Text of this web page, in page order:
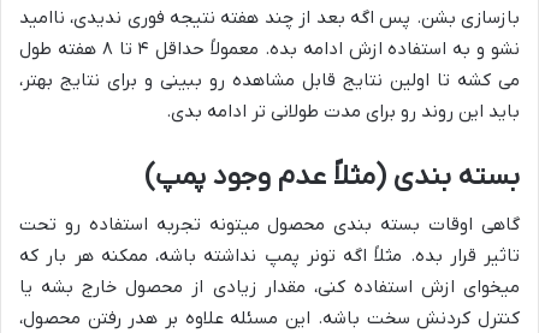
بازسازی بشن. پس اگه بعد از چند هفته نتیجه فوری ندیدی، ناامید
نشو و به استفاده ازش ادامه بده. معمولاً حداقل ۴ تا ۸ هفته طول
می کشه تا اولین نتایج قابل مشاهده رو ببینی و برای نتایج بهتر،
باید این روند رو برای مدت طولانی تر ادامه بدی.
بسته بندی (مثلاً عدم وجود پمپ)
گاهی اوقات بسته بندی محصول میتونه تجربه استفاده رو تحت
تاثیر قرار بده. مثلاً اگه تونر پمپ نداشته باشه، ممکنه هر بار که
میخوای ازش استفاده کنی، مقدار زیادی از محصول خارج بشه یا
کنترل کردنش سخت باشه. این مسئله علاوه بر هدر رفتن محصول،